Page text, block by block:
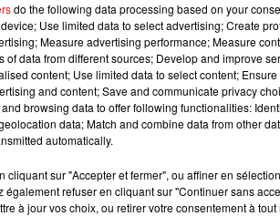
Pixabay
du chef de l’État
mercredi 2 juin dans la soirée,
cinq heures de présence de la police au
la police antiémeute la place sous
de Cristiana Chamorro, dans le sud-
Arelia Barba, son assistante. La
do the following data processing based on your
Use limited data to select advertising; Create
Measure advertising performance; Measure
of data from different sources; Develop and improve
content; Use limited data to select content;
and content; Save and communicate privacy
browsing data to offer following functionalities:
data; Match and combine data from other
automatically.
cliquant sur "Accepter et fermer", ou affiner en
également refuser en cliquant sur "Continuer sans
à jour vos choix, ou retirer votre consentement à